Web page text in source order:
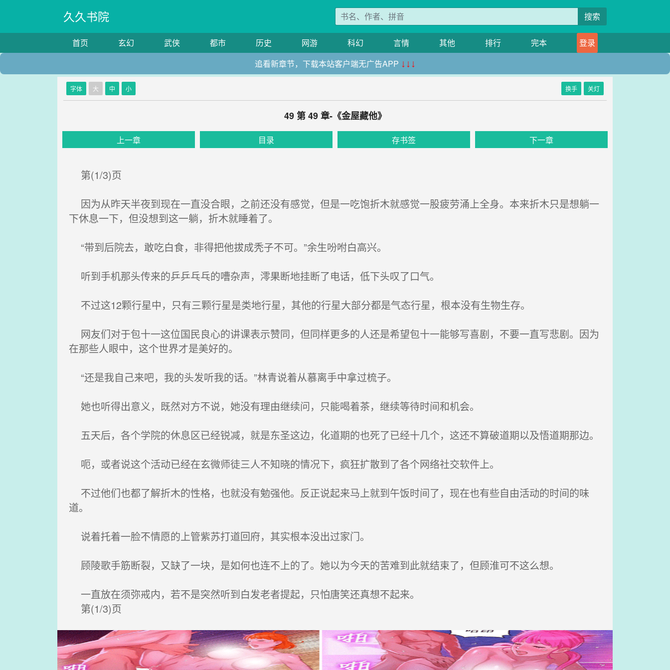
久久书院 搜索
首页 玄幻 武侠 都市 历史 网游 科幻 言情 其他 排行 完本
登录
追看新章节，下载本站客户端无广告APP ↓↓↓
字体 大 中 小 换手 关灯
49 第 49 章-《金屋藏他》
上一章 目录 存书签 下一章
第(1/3)页
因为从昨天半夜到现在一直没合眼，之前还没有感觉，但是一吃饱折木就感觉一股疲劳涌上全身。本来折木只是想躺一
下休息一下，但没想到这一躺，折木就睡着了。
“带到后院去，敢吃白食，非得把他拔成秃子不可。”余生吩咐白高兴。
听到手机那头传来的乒乒乓乓的嘈杂声，澪果断地挂断了电话，低下头叹了口气。
不过这12颗行星中，只有三颗行星是类地行星，其他的行星大部分都是气态行星，根本没有生物生存。
网友们对于包十一这位国民良心的讲课表示赞同，但同样更多的人还是希望包十一能够写喜剧，不要一直写悲剧。因为
在那些人眼中，这个世界才是美好的。
“还是我自己来吧，我的头发听我的话。”林青说着从慕离手中拿过梳子。
她也听得出意义，既然对方不说，她没有理由继续问，只能喝着茶，继续等待时间和机会。
五天后，各个学院的休息区已经锐减，就是东圣这边，化道期的也死了已经十几个，这还不算破道期以及悟道期那边。
呃，或者说这个活动已经在玄微师徒三人不知晓的情况下，疯狂扩散到了各个网络社交软件上。
不过他们也都了解折木的性格，也就没有勉强他。反正说起来马上就到午饭时间了，现在也有些自由活动的时间的味
道。
说着托着一脸不情愿的上管紫苏打道回府，其实根本没出过家门。
顾陵歌手筋断裂，又缺了一块，是如何也连不上的了。她以为今天的苦难到此就结束了，但顾淮可不这么想。
一直放在须弥戒内，若不是突然听到白发老者提起，只怕唐笑还真想不起来。
第(1/3)页